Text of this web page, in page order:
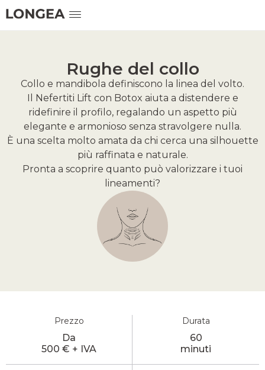
Rughe del collo
Collo e mandibola definiscono la linea del volto.
Il Nefertiti Lift con Botox aiuta a distendere e
ridefinire il profilo, regalando un aspetto più
elegante e armonioso senza stravolgere nulla.
È una scelta molto amata da chi cerca una silhouette
più raffinata e naturale.
Pronta a scoprire quanto può valorizzare i tuoi
lineamenti?
Prezzo
Da
500 € + IVA
Durata
60
minuti